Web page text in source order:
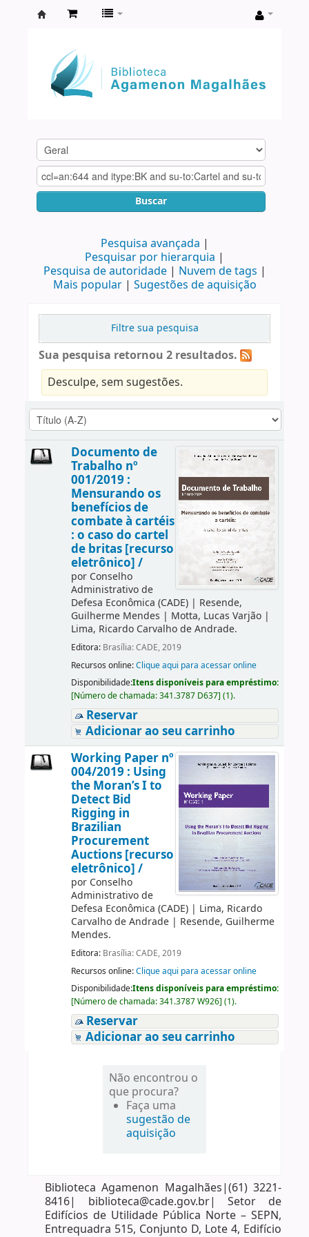
Agamenon
Magalhães
Buscar
Pesquisa avançada
Pesquisar por hierarquia
Pesquisa de autoridade
Nuvem de tags
Mais popular
Sugestões de aquisição
Filtre sua pesquisa
Sua pesquisa retornou 2 resultados.
Desculpe, sem sugestões.
Documento de
Trabalho nº
001/2019 :
Mensurando os
benefícios de
combate à cartéis
: o caso do cartel
de britas [recurso
eletrônico] /
por Conselho
Administrativo de
Defesa Econômica (CADE)| Resende,
Guilherme Mendes | Motta, Lucas Varjão|
Lima, Ricardo Carvalho de Andrade.
Editora: Brasília: CADE, 2019
Recursos online:Clique aqui para acessar online
Disponibilidade:Itens disponíveis para empréstimo:
[Número de chamada:341.3787 D637] (1).
Reservar
Adicionar ao seu carrinho
Working Paper nº
004/2019 : Using
the Moran’s I to
Detect Bid
Rigging in
Brazilian
Procurement
Auctions [recurso
eletrônico] /
por Conselho
Administrativo de
Defesa Econômica (CADE)| Lima, Ricardo
Carvalho de Andrade| Resende, Guilherme
Mendes.
Editora: Brasília: CADE, 2019
Recursos online:Clique aqui para acessar online
Disponibilidade:Itens disponíveis para empréstimo:
[Número de chamada:341.3787 W926] (1).
Reservar
Adicionar ao seu carrinho
Não encontrou o
que procura?
Faça uma
sugestão de
aquisição
Biblioteca Agamenon Magalhães|(61) 3221-
8416| biblioteca@cade.gov.br| Setor de
Edifícios de Utilidade Pública Norte – SEPN,
Entrequadra 515, Conjunto D, Lote 4, Edifício